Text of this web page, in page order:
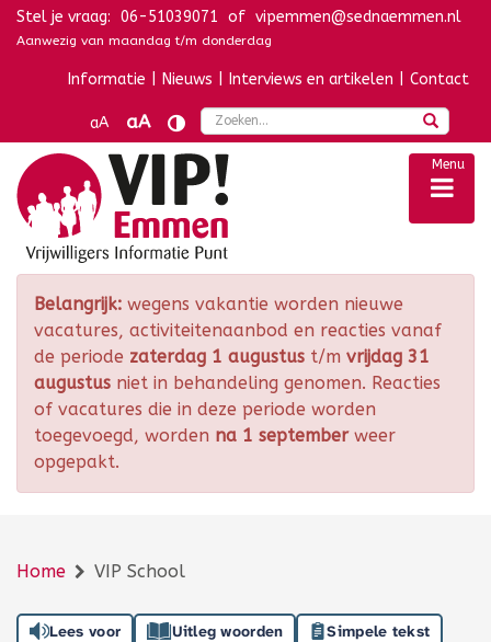
Navigatie overslaan
Stel je vraag: 06-51039071 of vipemmen@sednaemmen.nl
Aanwezig van maandag t/m donderdag
Informatie Nieuws Interviews en artikelen Contact
aA aA
Menu
Belangrijk: wegens vakantie worden nieuwe
vacatures, activiteitenaanbod en reacties vanaf
de periode zaterdag 1 augustus t/m vrijdag 31
augustus niet in behandeling genomen. Reacties
of vacatures die in deze periode worden
toegevoegd, worden na 1 septemberweer
opgepakt.
Home VIP School
Lees voor Uitleg woorden Simpele tekst